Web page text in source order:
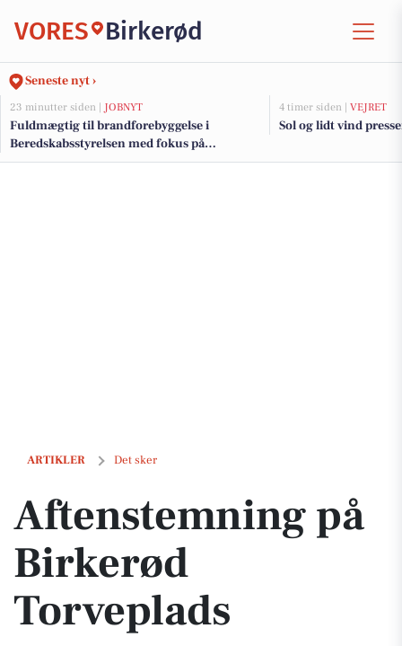
VORES Birkerød
Seneste nyt ›
23 minutter siden | JOBNYT
Fuldmægtig til brandforebyggelse i
Beredskabsstyrelsen med fokus på
uddannelse og udviklingsopgaver
4 timer siden | VEJRET
Sol og lidt vind
ARTIKLER Det sker
Aftenstemning på Birkerød Torveplads
Aftenstemning på
Birkerød
Torveplads